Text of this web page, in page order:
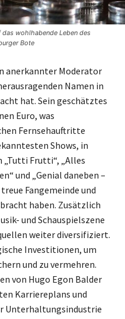
wohlhabende Leben des
Bote
anerkannter Moderator
Namen in
hat. Sein geschätztes
Euro, was
Fernsehauftritte
Shows, in
Frutti“, „Alles
und „Genial daneben –
Fangemeinde und
haben. Zusätzlich
und Schauspielszene
weiter diversifiziert.
Investitionen, um
und zu vermehren.
von Hugo Egon Balder
Karriereplans und
Unterhaltungsindustrie